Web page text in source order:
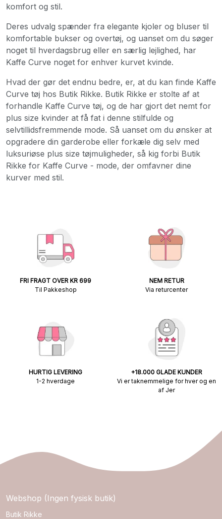
komfort og stil.
Deres udvalg spænder fra elegante kjoler og bluser til
komfortable bukser og overtøj, og uanset om du søger
noget til hverdagsbrug eller en særlig lejlighed, har
Kaffe Curve noget for enhver kurvet kvinde.
Hvad der gør det endnu bedre, er, at du kan finde Kaffe
Curve tøj hos Butik Rikke. Butik Rikke er stolte af at
forhandle Kaffe Curve tøj, og de har gjort det nemt for
plus size kvinder at få fat i denne stilfulde og
selvtillidsfremmende mode. Så uanset om du ønsker at
opgradere din garderobe eller forkæle dig selv med
luksuriøse plus size tøjmuligheder, så kig forbi Butik
Rikke for Kaffe Curve - mode, der omfavner dine
kurver med stil.
FRI FRAGT OVER KR 699
Til Pakkeshop
NEM RETUR
Via returcenter
HURTIG LEVERING
1-2 hverdage
+18.000 GLADE KUNDER
Vi er taknemmelige for hver og en
af Jer
Webshop (Ingen fysisk butik)
Butik Rikke